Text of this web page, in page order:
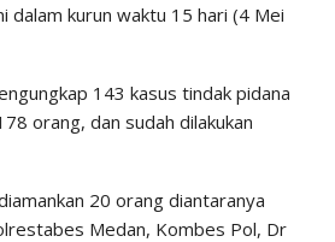
dalam kurun waktu 15 hari (4 Mei
143 kasus tindak pidana
orang, dan sudah dilakukan
20 orang diantaranya
Medan, Kombes Pol, Dr